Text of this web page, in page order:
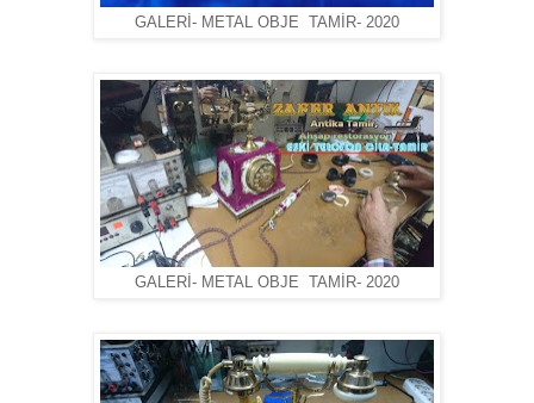
GALERİ- METAL OBJE TAMİR- 2020
GALERİ- METAL OBJE TAMİR- 2020